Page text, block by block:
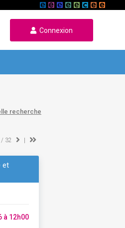
Connexion
recherche
/ 32
et
à 12h00